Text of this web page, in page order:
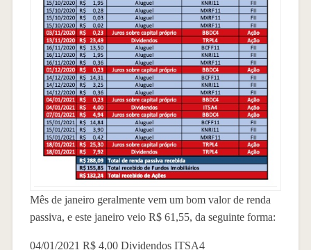
Mês de janeiro geralmente vem um bom valor de renda
passiva, e este janeiro veio R$ 61,55, da seguinte forma:
04/01/2021 R$ 4,00 Dividendos ITSA4